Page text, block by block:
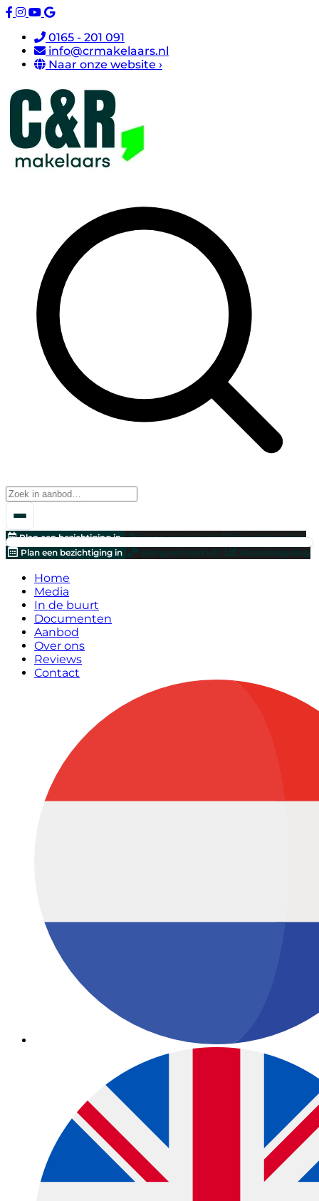
0165 - 201 091
info@crmakelaars.nl
Naar onze website ›
Plan een bezichtiging in Breng een bod uit!
Waardebepaling
Plan een bezichtiging in
Breng een bod uit! Waardebepaling
Home
Media
In de buurt
Documenten
Aanbod
Over ons
Reviews
Contact